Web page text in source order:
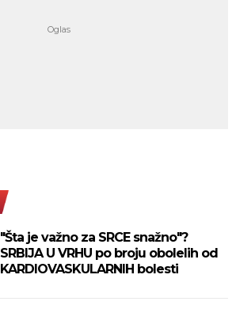
"Šta je važno za SRCE snažno"?
SRBIJA U VRHU po broju obolelih od
KARDIOVASKULARNIH bolesti